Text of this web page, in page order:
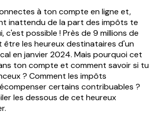
à ton compte en ligne et,
inattendu de la part des impôts te
c'est possible ! Près de 9 millions de
être les heureux destinataires d'un
en janvier 2024. Mais pourquoi cet
ton compte et comment savoir si tu
? Comment les impôts
certains contribuables ?
les dessous de cet heureux